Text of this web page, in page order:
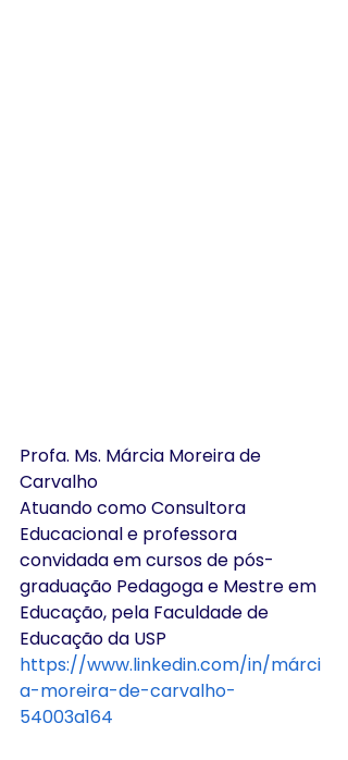
Profa. Ms. Márcia Moreira de
Carvalho
Atuando como Consultora
Educacional e professora
convidada em cursos de pós-
graduação Pedagoga e Mestre em
Educação, pela Faculdade de
Educação da USP
https://www.linkedin.com/in/márci
a-moreira-de-carvalho-
54003a164